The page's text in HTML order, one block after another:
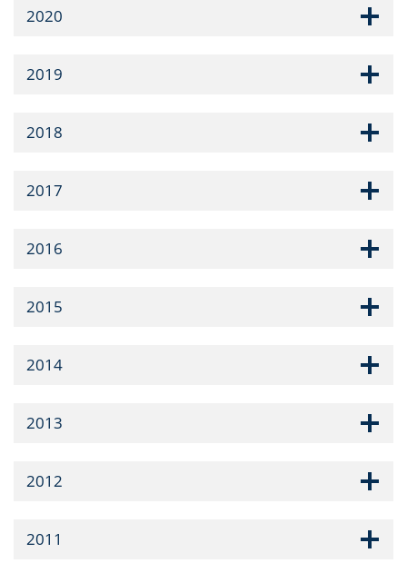
2020
2019
2018
2017
2016
2015
2014
2013
2012
2011